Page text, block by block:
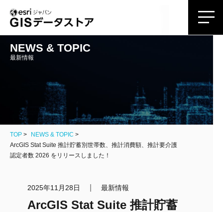
NEWS & TOPIC
最新情報
TOP
NEWS & TOPIC
ArcGIS Stat Suite 推計貯蓄別世帯数、推計消費額、推計要介護
認定者数 2026 をリリースしました！
2025年11月28日 最新情報
ArcGIS Stat Suite 推計貯蓄